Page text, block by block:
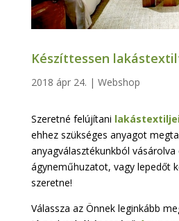
Készíttessen
2018 ápr 24. | Webshop
Szeretné felújítani
ehhez szükséges anyagot
anyagválasztékunkból vásárolva
ágyneműhuzatot, vagy lepedőt
szeretne!
Válassza az Önnek leginkább